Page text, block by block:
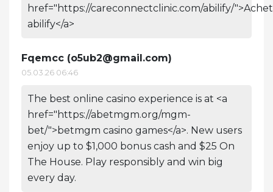
href="https://careconnectclinic.com/abilify/
abilify</a>
Fqemcc (o5ub2@gmail.com)
05.03.26 06:46
The best online casino experience is at <a
href="https://abetmgm.org/mgm-
bet/">betmgm casino games</a>. New users
enjoy up to $1,000 bonus cash and $25 On
The House. Play responsibly and win big
every day.